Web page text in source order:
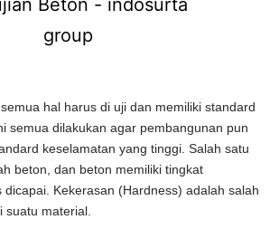
hal harus di uji dan memiliki standard
semua dilakukan agar pembangunan pun
keselamatan yang tinggi. Salah satu
beton, dan beton memiliki tingkat
dicapai. Kekerasan (Hardness) adalah salah
suatu material.